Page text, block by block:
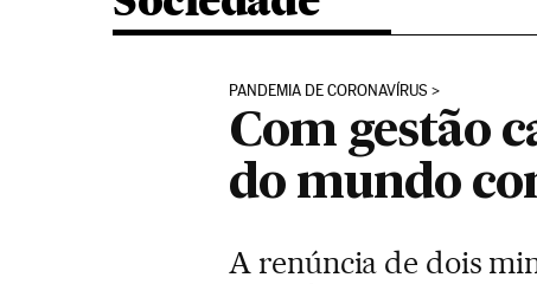
PANDEMIA DE CORONAVÍRUS
Com gestão
do mundo
A renúncia de dois